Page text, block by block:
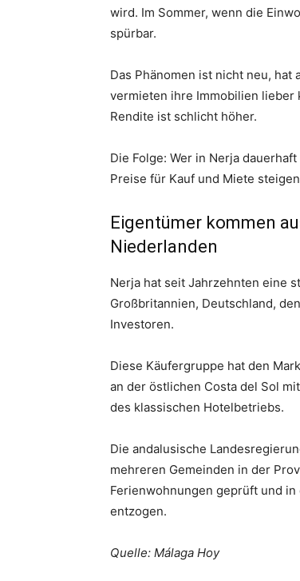
wird. Im Sommer, wenn die
spürbar.
Das Phänomen ist nicht neu,
vermieten ihre Immobilien lieber
Rendite ist schlicht höher.
Die Folge: Wer in Nerja
Preise für Kauf und Miete
Eigentümer kommen
Niederlanden
Nerja hat seit Jahrzehnten eine
Großbritannien, Deutschland,
Investoren.
Diese Käufergruppe hat den
an der östlichen Costa del Sol
des klassischen Hotelbetriebs.
Die andalusische
mehreren Gemeinden in der
Ferienwohnungen geprüft und
entzogen.
Quelle: Málaga Hoy